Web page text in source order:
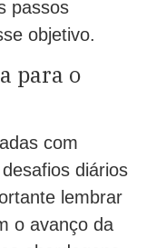
passos
objetivo.
para o
com
diários
lembrar
o avanço da